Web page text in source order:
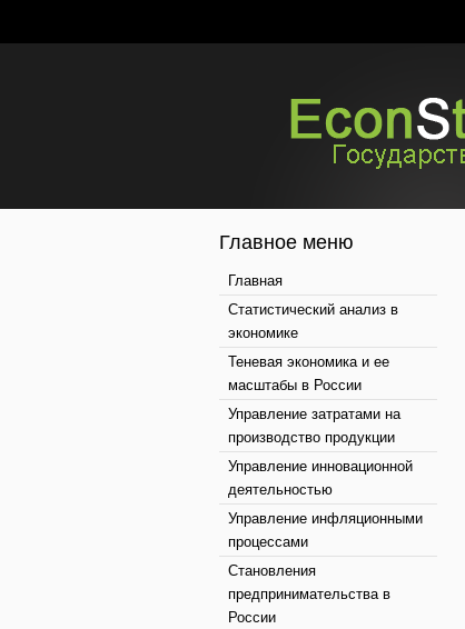
Главное меню
Главная
Статистический анализ в
экономике
Теневая экономика и ее
масштабы в России
Управление затратами на
производство продукции
Управление инновационной
деятельностью
Управление инфляционными
процессами
Становления
предпринимательства в
России